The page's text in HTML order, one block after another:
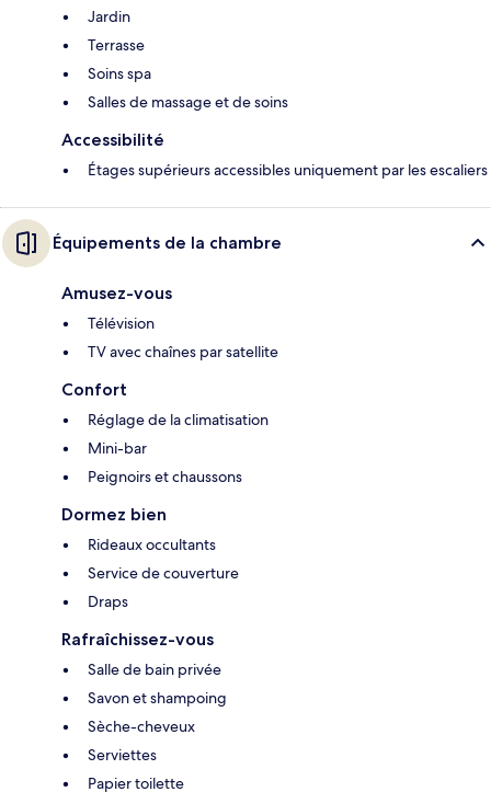
Jardin
Terrasse
Soins spa
Salles de massage et de soins
Accessibilité
Étages supérieurs accessibles uniquement par les escaliers
Équipements de la chambre
Amusez-vous
Télévision
TV avec chaînes par satellite
Confort
Réglage de la climatisation
Mini-bar
Peignoirs et chaussons
Dormez bien
Rideaux occultants
Service de couverture
Draps
Rafraîchissez-vous
Salle de bain privée
Savon et shampoing
Sèche-cheveux
Serviettes
Papier toilette